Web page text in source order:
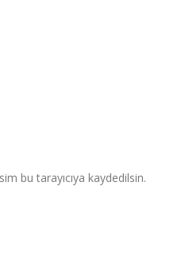
bu tarayıcıya kaydedilsin.